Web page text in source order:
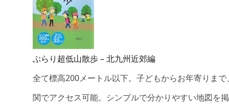
ぶらり超低山散歩 – 北九州近郊編
全て標高200メートル以下。子どもからお年寄りま
関でアクセス可能。シンプルで分かりやすい地図を